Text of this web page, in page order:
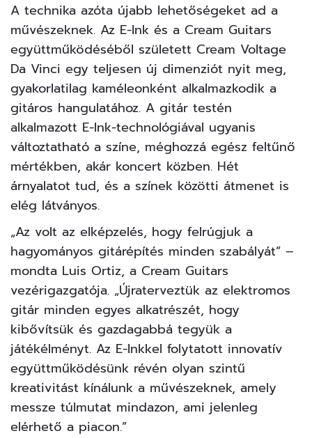
A technika azóta újabb lehetőségeket ad a
művészeknek. Az E-Ink és a Cream Guitars
együttműködéséből született Cream Voltage
Da Vinci egy teljesen új dimenziót nyit meg,
gyakorlatilag kaméleonként alkalmazkodik a
gitáros hangulatához. A gitár testén
alkalmazott E-Ink-technológiával ugyanis
változtatható a színe, méghozzá egész feltűnő
mértékben, akár koncert közben. Hét
árnyalatot tud, és a színek közötti átmenet is
elég látványos.
„Az volt az elképzelés, hogy felrúgjuk a
hagyományos gitárépítés minden szabályát” –
mondta Luis Ortiz, a Cream Guitars
vezérigazgatója. „Újraterveztük az elektromos
gitár minden egyes alkatrészét, hogy
kibővítsük és gazdagabbá tegyük a
játékélményt. Az E-Inkkel folytatott innovatív
együttműködésünk révén olyan szintű
kreativitást kínálunk a művészeknek, amely
messze túlmutat mindazon, ami jelenleg
elérhető a piacon.”